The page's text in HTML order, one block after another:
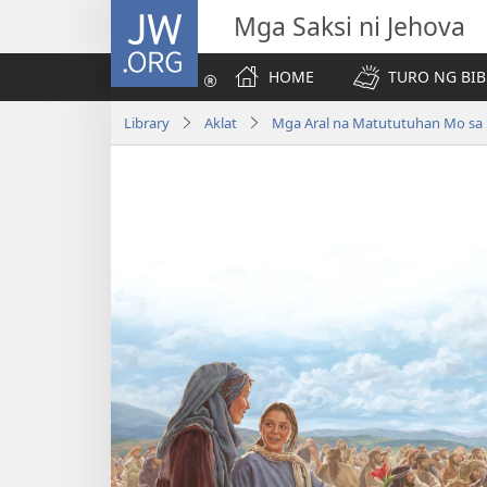
JW.ORG Mga Saksi ni Jehova
HOME
TURO NG
Library Aklat Mga Aral na Matututuhan Mo sa